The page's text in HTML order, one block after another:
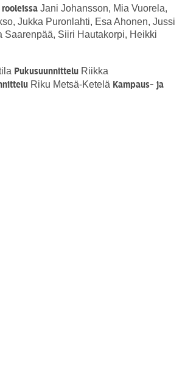
rooleissaJani Johansson, Mia Vuorela,
Jukka Puronlahti, Esa Ahonen, Jussi
Saarenpää, Siiri Hautakorpi, Heikki
PukusuunnitteluRiikka
Riku Metsä-Ketelä Kampaus- ja